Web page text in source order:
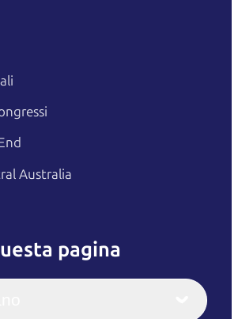
Australia
pagina
Italiano